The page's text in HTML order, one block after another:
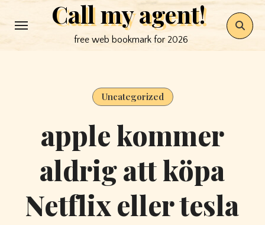
to
Call my agent!
free web bookmark for 2026
Uncategorized
apple kommer
aldrig att köpa
Netflix eller tesla